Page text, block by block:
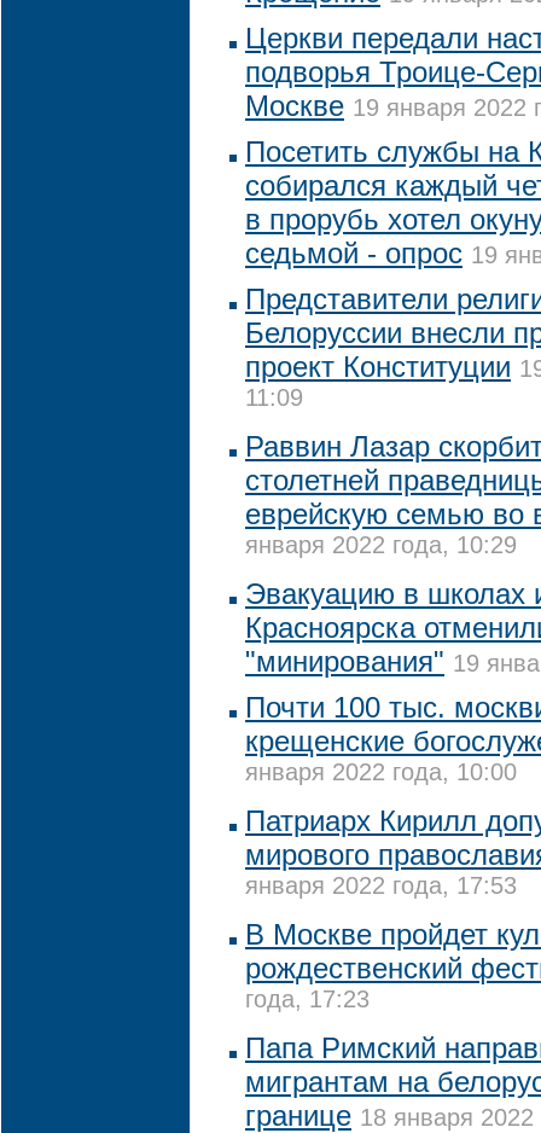
Церкви передали
подворья Троице-
Москве 19 января 2022
Посетить службы на
собирался каждый
в прорубь хотел
седьмой - опрос 19
Представители
Белоруссии внесли
проект Конституции
11:09
Раввин Лазар
столетней
еврейскую семью во
января 2022 года, 10:29
Эвакуацию в школах
Красноярска
"минирования" 19
Почти 100 тыс.
крещенские
января 2022 года, 10:00
Патриарх Кирилл
мирового
января 2022 года, 17:53
В Москве пройдет
рождественский
года, 17:23
Папа Римский
мигрантам на
границе 18 января 2022